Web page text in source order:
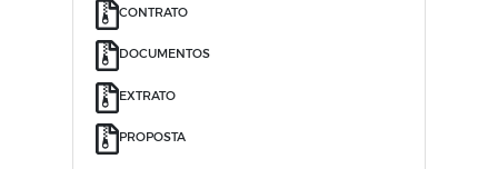
CONTRATO
DOCUMENTOS
EXTRATO
PROPOSTA